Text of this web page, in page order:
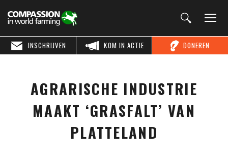
DONEREN
KOM IN ACTIE
INSCHRIJVEN
AGRARISCHE INDUSTRIE
MAAKT ‘GRASFALT’ VAN
PLATTELAND